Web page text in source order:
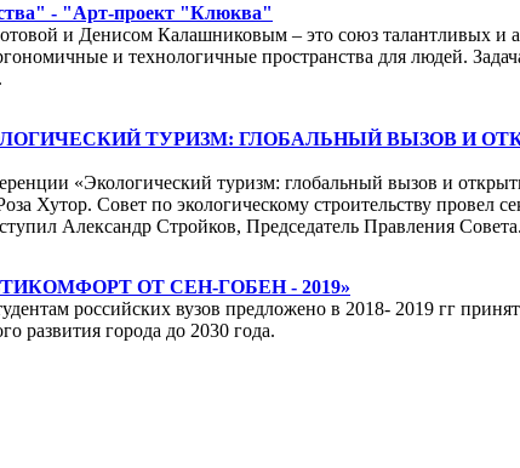
- "Арт-проект "Клюква"
и Денисом Калашниковым – это союз талантливых и
и технологичные пространства для людей.
ТУРИЗМ: ГЛОБАЛЬНЫЙ ВЫЗОВ И
«Экологический туризм: глобальный вызов и
Хутор. Совет по экологическому строительству провел
Александр Стройков, Председатель Правления Совета.
ОТ СЕН-ГОБЕН - 2019»
российских вузов предложено в 2018- 2019 гг
развития города до 2030 года.